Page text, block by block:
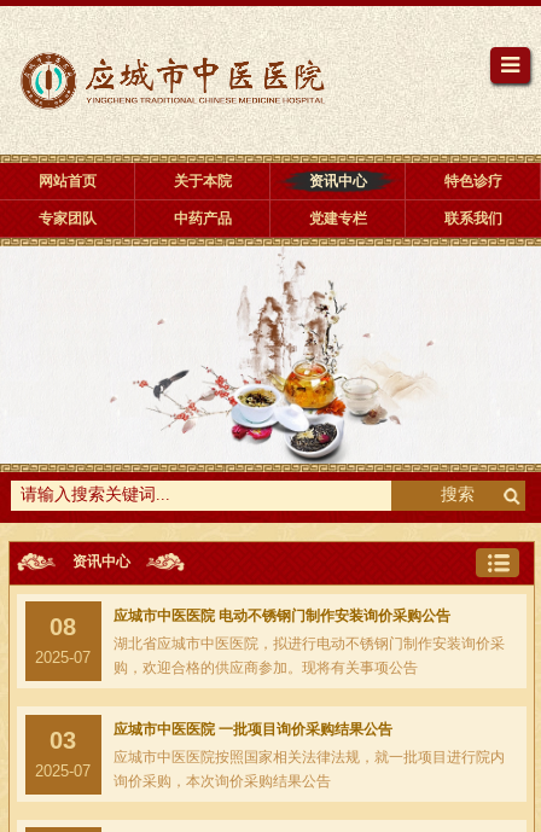
网站首页 关于本院 资讯中心 特色诊疗
专家团队 中药产品 党建专栏 联系我们
资讯中心
08
2025-07
应城市中医医院 电动不锈钢门制作安装询价采购公告
湖北省应城市中医医院，拟进行电动不锈钢门制作安装询价采
购，欢迎合格的供应商参加。现将有关事项公告
03
2025-07
应城市中医医院 一批项目询价采购结果公告
应城市中医医院按照国家相关法律法规，就一批项目进行院内
询价采购，本次询价采购结果公告